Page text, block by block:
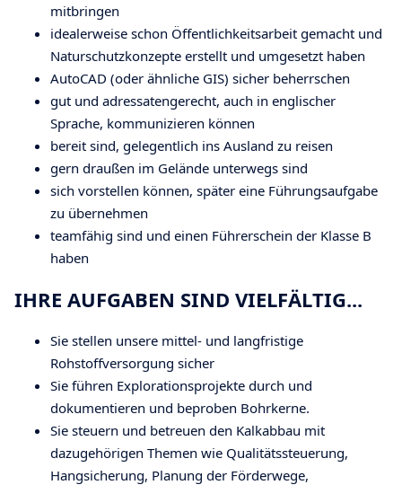
mitbringen
idealerweise schon Öffentlichkeitsarbeit gemacht und
Naturschutzkonzepte erstellt und umgesetzt haben
AutoCAD (oder ähnliche GIS) sicher beherrschen
gut und adressatengerecht, auch in englischer
Sprache, kommunizieren können
bereit sind, gelegentlich ins Ausland zu reisen
gern draußen im Gelände unterwegs sind
sich vorstellen können, später eine Führungsaufgabe
zu übernehmen
teamfähig sind und einen Führerschein der Klasse B
haben
IHRE AUFGABEN SIND VIELFÄLTIG...
Sie stellen unsere mittel- und langfristige
Rohstoffversorgung sicher
Sie führen Explorationsprojekte durch und
dokumentieren und beproben Bohrkerne.
Sie steuern und betreuen den Kalkabbau mit
dazugehörigen Themen wie Qualitätssteuerung,
Hangsicherung, Planung der Förderwege,